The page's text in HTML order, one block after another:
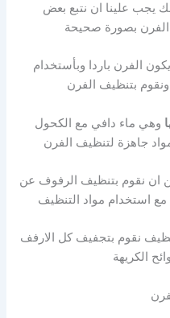
يجب علينا ان نتبع بعض
بصورة صحيحة
الفرن باردا وبأستخدام
بتنظيف الفرن
وهي ماء دافي مع الكحول
جاهزة لتنظيف الفرن
ان نقوم بتنظيف الرفوف عن
استخدام مواد التنظيف
نقوم بتجفيف كل الارفف
الكريهة